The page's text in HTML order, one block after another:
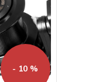
- 10 %